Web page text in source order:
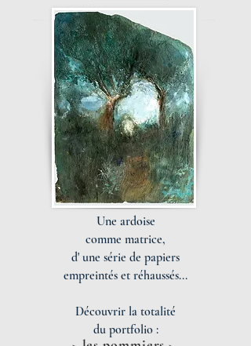
Une ardoise
comme matrice,
d' une série de papiers
empreintés et réhaussés...
Découvrir la totalité
duportfolio :